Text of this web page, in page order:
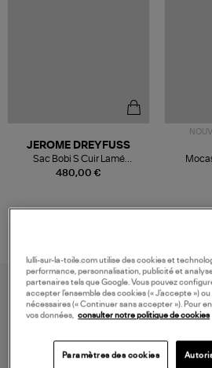
480,00 €
JEROME DREYFUSS
Sac Bobi S Cuir Lamé
Champagne
lulli-sur-la-toile.com utilise des cookies et
performance, personnalisation, publicité et
partenaires tels que Google. Vous pouvez
accepter l’ensemble des cookies (« J’accepte »)
nécessaires (« Continuer sans accepter »). Pour
vos données,
consulter notre politique de cookies
Paramètres des cookies